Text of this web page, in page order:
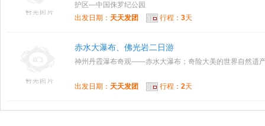
护区—中国侏罗纪公园
出发日期： 天天发团 行程： 3天
赤水大瀑布、佛光岩二日游
神州丹霞瀑布奇观——赤水大瀑布；奇险大美的世界自然遗
出发日期： 天天发团 行程： 2天